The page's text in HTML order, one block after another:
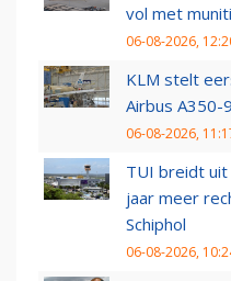
vol met
06-08-2026,
KLM stelt
Airbus A350-
06-08-2026,
TUI breidt uit
jaar meer
Schiphol
06-08-2026,